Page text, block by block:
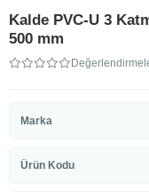
Kalde PVC-U 3
500 mm
Marka
Ürün Kodu